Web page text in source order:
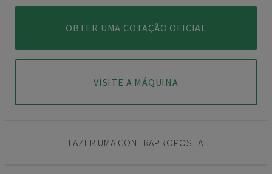
OBTER UMA COTAÇÃO OFICIAL
VISITE A MÁQUINA
FAZER UMA CONTRAPROPOSTA